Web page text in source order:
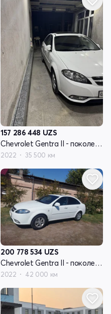
157 286 448 UZS
Chevrolet Gentra II - поколение
2022 35 500 км
200 778 534 UZS
Chevrolet Gentra II - поколение
2022 42 000 км